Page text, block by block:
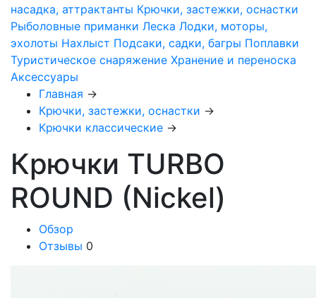
насадка, аттрактанты Крючки, застежки, оснастки
Рыболовные приманки Леска Лодки, моторы,
эхолоты Нахлыст Подсаки, садки, багры Поплавки
Туристическое снаряжение Хранение и переноска
Аксессуары
Главная →
Крючки, застежки, оснастки →
Крючки классические →
Крючки TURBO
ROUND (Nickel)
Обзор
Отзывы 0